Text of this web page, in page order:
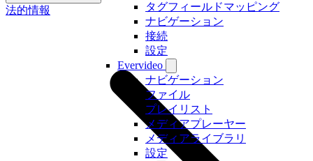
タグフィールドマッピング
ナビゲーション
接続
設定
Evervideo
ナビゲーション
ファイル
プレイリスト
メディアプレーヤー
メディアライブラリ
設定
法的情報